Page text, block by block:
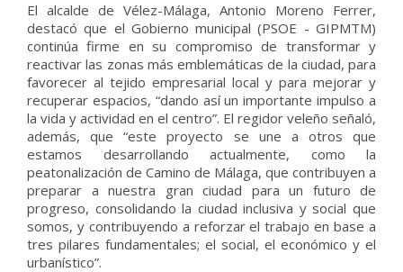
El alcalde de Vélez-Málaga, Antonio Moreno Ferrer,
destacó que el Gobierno municipal (PSOE - GIPMTM)
continúa firme en su compromiso de transformar y
reactivar las zonas más emblemáticas de la ciudad, para
favorecer al tejido empresarial local y para mejorar y
recuperar espacios, “dando así un importante impulso a
la vida y actividad en el centro”. El regidor veleño señaló,
además, que “este proyecto se une a otros que
estamos desarrollando actualmente, como la
peatonalización de Camino de Málaga, que contribuyen a
preparar a nuestra gran ciudad para un futuro de
progreso, consolidando la ciudad inclusiva y social que
somos, y contribuyendo a reforzar el trabajo en base a
tres pilares fundamentales; el social, el económico y el
urbanístico”.